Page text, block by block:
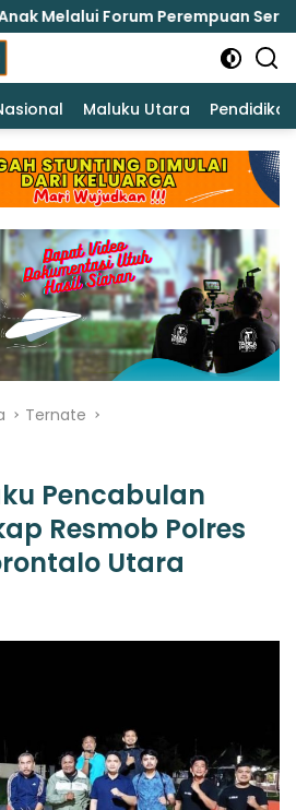
Perempuan Seribu Pulau
Maluku Utara Pendidikan
Ternate
Pencabulan
Resmob Polres
Utara